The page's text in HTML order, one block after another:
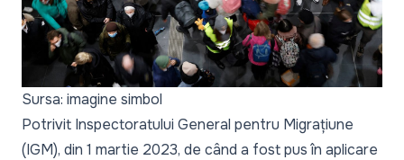
Sursa: imagine simbol
Potrivit Inspectoratului General pentru Migrațiune
(IGM), din 1 martie 2023, de când a fost pus în aplicare